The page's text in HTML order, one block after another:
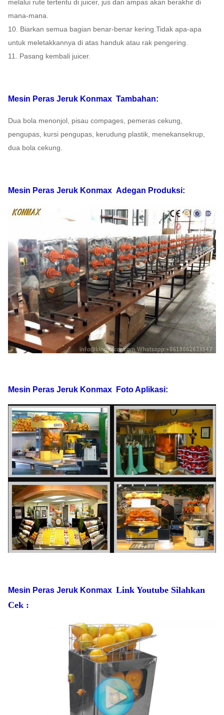
melalui rute tertentu di juicer, jus dan ampas akan berakhir di
mana-mana.
10. Biarkan semua bagian benar-benar kering.Tidak apa-apa
untuk meletakkannya di atas handuk atau rak pengering.
11. Pasang kembali juicer.
Mesin Peras Jeruk Konmax Tambahan:
Dua bola menonjol, pisau compages, pemeras cekung,
pengupas, kursi pengupas, kerudung plastik, menekansekrup,
dua bola cekung.
Mesin Peras Jeruk Konmax Adegan Produksi:
Mesin Peras Jeruk Konmax Foto Aplikasi:
Mesin Peras Jeruk Konmax Link Youtube Silahkan
Cek :